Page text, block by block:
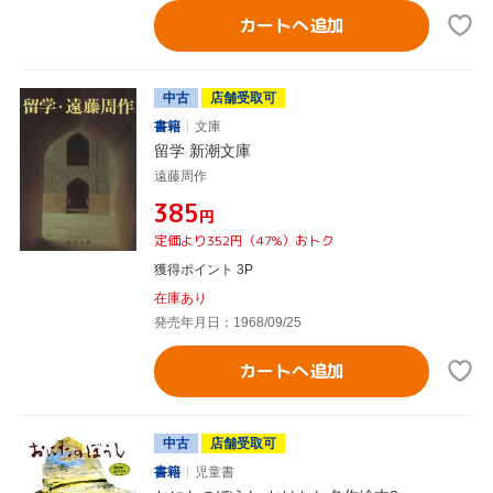
カートへ追加
中古
店舗受取可
書籍
文庫
留学 新潮文庫
遠藤周作
¥385円
定価より352円（47%）おトク
獲得ポイント 3P
在庫あり
発売年月日：1968/09/25
カートへ追加
中古
店舗受取可
書籍
児童書